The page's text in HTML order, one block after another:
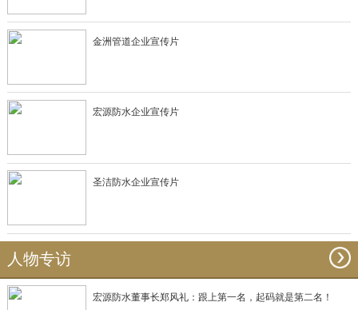
金洲管道企业宣传片
宏源防水企业宣传片
圣洁防水企业宣传片
人物专访
宏源防水董事长郑风礼：跟上第一名，起码就是第二名！